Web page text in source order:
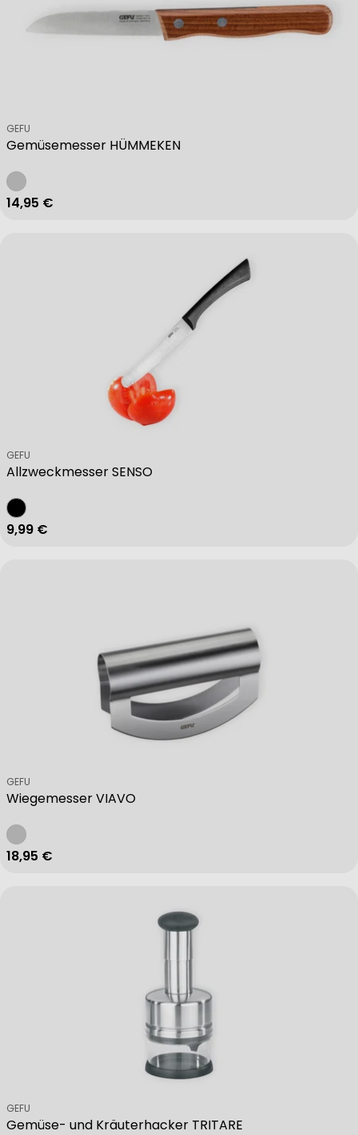
Gemüsemesser HÜMMEKEN
Verkäufer:
GEFU
Regulärer Preis
14,95 €
Allzweckmesser SENSO
Verkäufer:
GEFU
Regulärer Preis
9,99 €
Wiegemesser VIAVO
Verkäufer:
GEFU
Regulärer Preis
18,95 €
Gemüse- und Kräuterhacker TRITARE
Verkäufer:
GEFU